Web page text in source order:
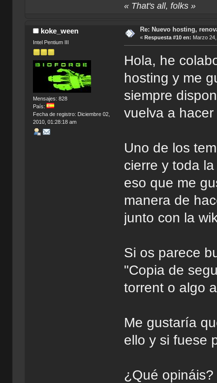
« That's all, folks »
koke_ween
Intel Pentium III
Mensajes: 828
País:
Fecha de registro: Diciembre 02,
2010, 01:28:18 am
Re: Nuevo hosting,
« Respuesta #10 en: Marzo
Hola, he
hosting y me
siempre
vuelva a
Uno de los
cierre y toda
eso que me
manera de
junto con la
Si os parece
"Copia de
torrent o algo
Me gustaría
ello y si fuese
¿Qué opináis?